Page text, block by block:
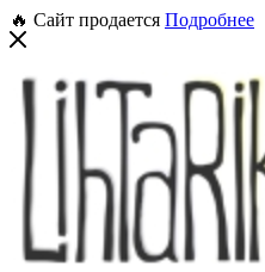
🔥 Сайт продается Подробнее